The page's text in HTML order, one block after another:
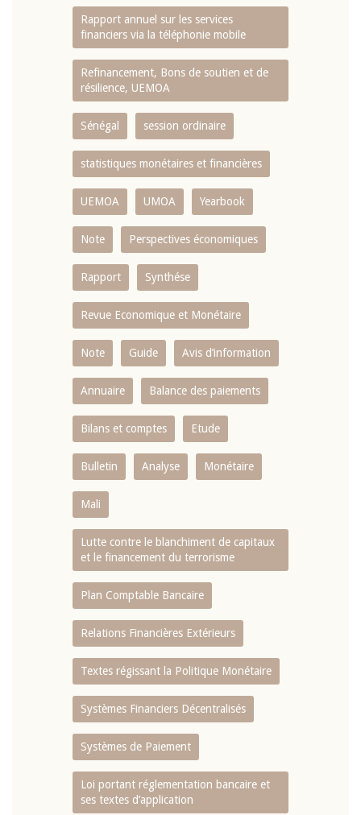
Rapport annuel sur les services
financiers via la téléphonie mobile
Refinancement, Bons de soutien et de
résilience, UEMOA
Sénégal session ordinaire
statistiques monétaires et financières
UEMOA UMOA Yearbook
Note Perspectives économiques
Rapport Synthése
Revue Economique et Monétaire
Note Guide Avis d’information
Annuaire Balance des paiements
Bilans et comptes Etude
Bulletin Analyse Monétaire
Mali
Lutte contre le blanchiment de capitaux
et le financement du terrorisme
Plan Comptable Bancaire
Relations Financières Extérieurs
Textes régissant la Politique Monétaire
Systèmes Financiers Décentralisés
Systèmes de Paiement
Loi portant réglementation bancaire et
ses textes d’application